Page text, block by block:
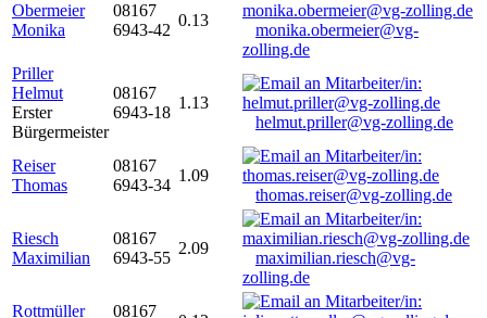
Obermeier
Monika
08167
6943-42
0.13
monika.obermeier@vg-
zolling.de
Priller
Helmut
Erster
Bürgermeister
08167
6943-18
1.13
helmut.priller@vg-zolling.de
Reiser
Thomas
08167
6943-34
1.09
thomas.reiser@vg-zolling.de
Riesch
Maximilian
08167
6943-55
2.09
maximilian.riesch@vg-
zolling.de
Rottmüller
08167